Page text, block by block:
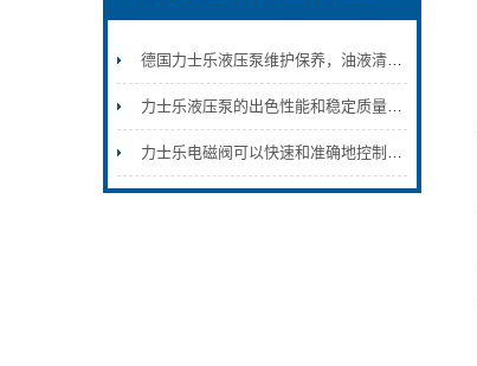
德国力士乐液压泵维护保养，油液清洁度控制密封件更换故障排查方法
力士乐液压泵的出色性能和稳定质量使得它成为各行各业的选择
力士乐电磁阀可以快速和准确地控制液体的流动和压力